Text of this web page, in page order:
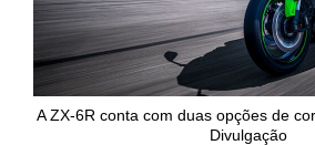
A ZX-6R conta com duas opções de
Divulgação